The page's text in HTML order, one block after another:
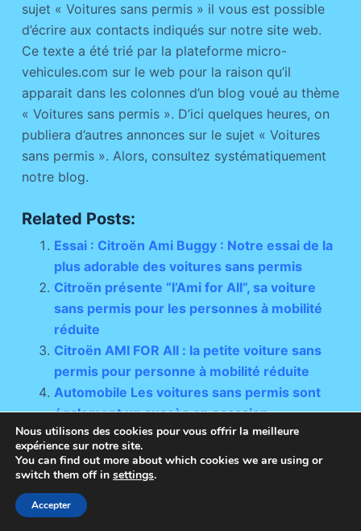
sujet « Voitures sans permis » il vous est possible
d’écrire aux contacts indiqués sur notre site web.
Ce texte a été trié par la plateforme micro-
vehicules.com sur le web pour la raison qu’il
apparait dans les colonnes d’un blog voué au thème
« Voitures sans permis ». D’ici quelques heures, on
publiera d’autres annonces sur le sujet « Voitures
sans permis ». Alors, consultez systématiquement
notre blog.
Related Posts:
Essai : Citroën Ami Buggy : Notre essai de la
plus adorable des voitures sans permis
Citroën présente “l’Ami for All”, sa voiture
sans permis pour les personnes à mobilité
réduite
Citroën AMI FOR All : la petite voiture sans
permis pour personne à mobilité réduite
Automobile Les voitures sans permis sont
également un succès en occasion
Copyright © 2026 - Thème WordPress par
CreativeThemes
Nous utilisons des cookies pour vous offrir la meilleure
expérience sur notre site.
You can find out more about which cookies we are using or
switch them off in settings.
Accepter